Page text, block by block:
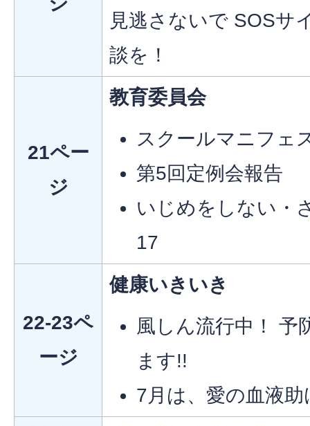
見逃さないで SOSサ
談を！
21ペー
ジ
教育委員会
スクールマニフェ
第5回定例会報告
いじめをしない・
17
22-23ペ
ージ
健康いきいき
風しん流行中！ 予
ます!!
7月は、愛の血液